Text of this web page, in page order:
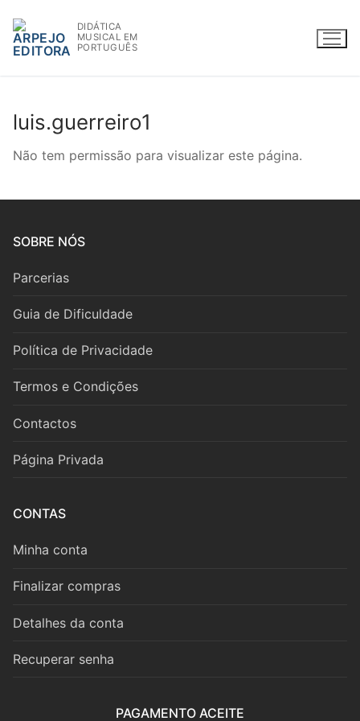
para
conteúdo
DIDÁTICA
MUSICAL EM
PORTUGUÊS
WWW.ARPEJOEDITORA.PT | INFO@ARPEJOEDITORA.PT
Partituras
Madeiras
Trompa
Trompete
Trombone
Eufónio
Tuba
luis.guerreiro1
Não tem permissão para visualizar este página.
SOBRE NÓS
Parcerias
Guia de Dificuldade
Política de Privacidade
Termos e Condições
Contactos
Página Privada
CONTAS
Minha conta
Finalizar compras
Detalhes da conta
Recuperar senha
PAGAMENTO ACEITE